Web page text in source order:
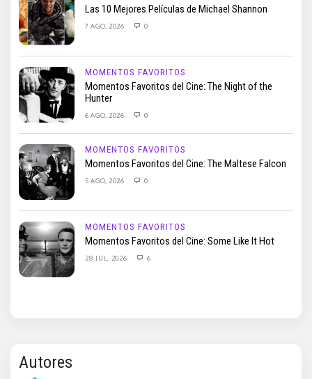
Las 10 Mejores Películas de Michael Shannon
7 AGO, 2026 0
MOMENTOS FAVORITOS
Momentos Favoritos del Cine: The Night of the
Hunter
6 AGO, 2026 0
MOMENTOS FAVORITOS
Momentos Favoritos del Cine: The Maltese Falcon
5 AGO, 2026 0
MOMENTOS FAVORITOS
Momentos Favoritos del Cine: Some Like It Hot
28 JUL, 2026 6
Autores